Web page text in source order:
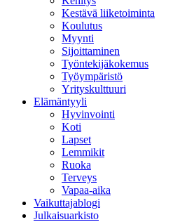
Kestävä liiketoiminta
Koulutus
Myynti
Sijoittaminen
Työntekijäkokemus
Työympäristö
Yrityskulttuuri
Elämäntyyli
Hyvinvointi
Koti
Lapset
Lemmikit
Ruoka
Terveys
Vapaa-aika
Vaikuttajablogi
Julkaisuarkisto